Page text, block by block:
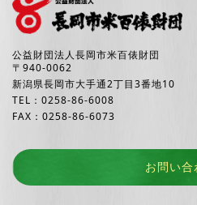
公益財団法人長岡市米百俵財団
〒940-0062
新潟県長岡市大手通2丁目3番地10
TEL：0258-86-6008
FAX：0258-86-6073
お問い合